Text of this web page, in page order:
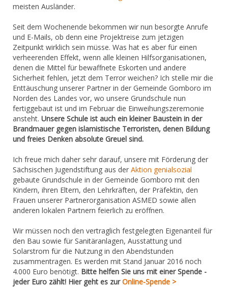
meisten Ausländer.
Seit dem Wochenende bekommen wir nun besorgte Anrufe
und E-Mails, ob denn eine Projektreise zum jetzigen
Zeitpunkt wirklich sein müsse. Was hat es aber für einen
verheerenden Effekt, wenn alle kleinen Hilfsorganisationen,
denen die Mittel für bewaffnete Eskorten und andere
Sicherheit fehlen, jetzt dem Terror weichen? Ich stelle mir die
Enttäuschung unserer Partner in der Gemeinde Gomboro im
Norden des Landes vor, wo unsere Grundschule nun
fertiggebaut ist und im Februar die Einweihungszeremonie
ansteht. Unsere Schule ist auch ein kleiner Baustein in der
Brandmauer gegen islamistische Terroristen, denen Bildung
und freies Denken absolute Greuel sind.
​Ich freue mich daher sehr darauf, unsere mit Förderung der
Sächsischen Jugendstiftung aus der Aktion genialsozial
gebaute Grundschule in der Gemeinde Gomboro mit den
Kindern, ihren Eltern, den Lehrkräften, der Präfektin, den
Frauen unserer Partnerorganisation ASMED sowie allen
anderen lokalen Partnern feierlich zu eröffnen.
Wir müssen noch den vertraglich festgelegten Eigenanteil für
den Bau sowie für Sanitäranlagen, Ausstattung und
Solarstrom für die Nutzung in den Abendstunden
zusammentragen. Es werden mit Stand Januar 2016 noch
4.000 Euro benötigt. Bitte helfen Sie uns mit einer Spende -
jeder Euro zählt! Hier geht es zurOnline-Spende >